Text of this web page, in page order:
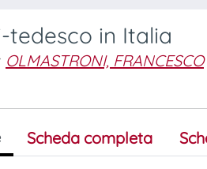
tedesco in Italia
OLMASTRONI, FRANCESCO
Scheda completa